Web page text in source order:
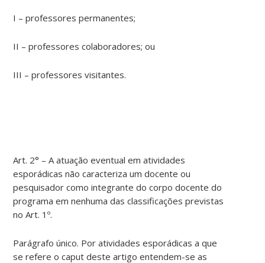
I – professores permanentes;
II – professores colaboradores; ou
III – professores visitantes.
Art. 2° – A atuação eventual em atividades
esporádicas não caracteriza um docente ou
pesquisador como integrante do corpo docente do
programa em nenhuma das classificações previstas
no Art. 1º.
Parágrafo único. Por atividades esporádicas a que
se refere o caput deste artigo entendem-se as